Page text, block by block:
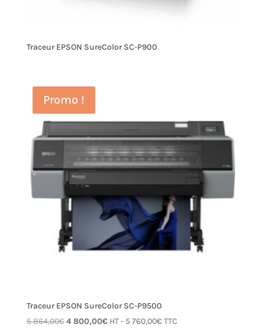
Traceur EPSON SureColor SC-P900
Promo !
Traceur EPSON SureColor SC-P9500
5 864,00€Le
4 800,00€LeHT - 5 760,00€ TTC